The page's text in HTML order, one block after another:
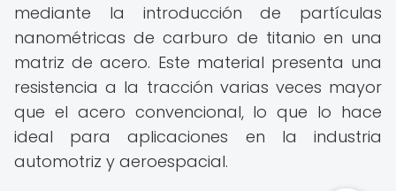
mediante la introducción de partículas
nanométricas de carburo de titanio en una
matriz de acero. Este material presenta una
resistencia a la tracción varias veces mayor
que el acero convencional, lo que lo hace
ideal para aplicaciones en la industria
automotriz y aeroespacial.